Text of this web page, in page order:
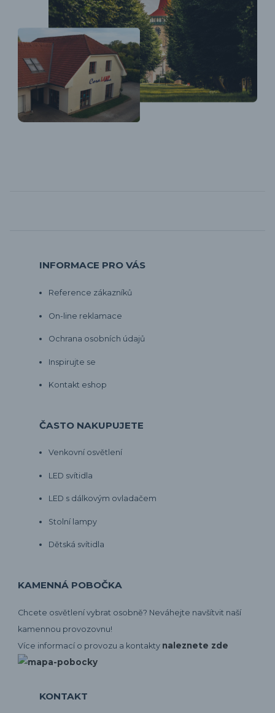
INFORMACE PRO VÁS
Reference zákazníků
On-line reklamace
Ochrana osobních údajů
Inspirujte se
Kontakt eshop
ČASTO NAKUPUJETE
Venkovní osvětlení
LED svítidla
LED s dálkovým ovladačem
Stolní lampy
Dětská svítidla
KAMENNÁ POBOČKA
Chcete osvětlení vybrat osobně? Neváhejte navšítvit naší
kamennou provozovnu!
Více informací o provozu a kontakty naleznete zde
KONTAKT